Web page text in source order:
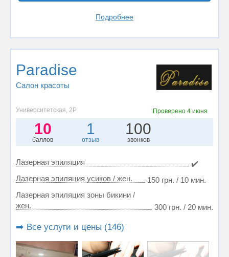
Подробнее
Paradise
Салон красоты
Университетская, 2Р Проверено4 июня
10
баллов
1
отзыв
100
звонков
Лазерная эпиляция
✔️
Лазерная эпиляция усиков / жен.
150 грн. / 10 мин.
Лазерная эпиляция зоны бикини /
жен.
300 грн. / 20 мин.
➡️ Все услуги и цены (146)